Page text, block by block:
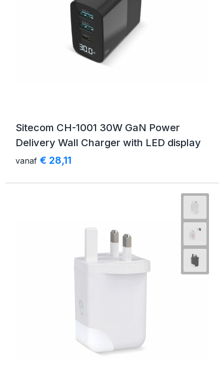
Sitecom CH-1001 30W GaN Power
Delivery Wall Charger with LED display
vanaf € 28,11